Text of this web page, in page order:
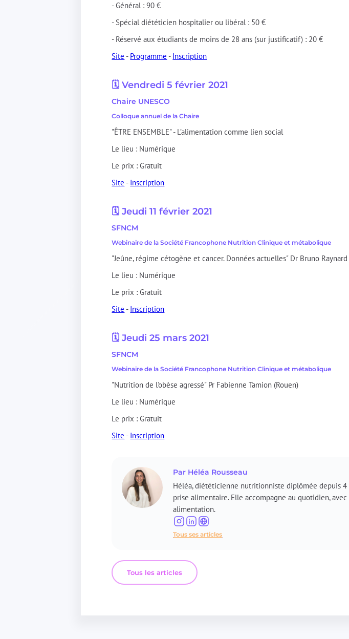
- Général : 90 €
- Spécial diététicien hospitalier ou libéral : 50 €
- Réservé aux étudiants de moins de 28 ans (sur justificatif) : 20 €
Site - Programme - Inscription
🗓️ Vendredi 5 février 2021
Chaire UNESCO
Colloque annuel de la Chaire
"ÊTRE ENSEMBLE" - L’alimentation comme lien social
Le lieu : Numérique
Le prix : Gratuit
Site - Inscription
🗓️ Jeudi 11 février 2021
SFNCM
Webinaire de la Société Francophone Nutrition Clinique et métabolique
"Jeûne, régime cétogène et cancer. Données actuelles" Dr Bruno Raynard
Le lieu : Numérique
Le prix : Gratuit
Site - Inscription
🗓️ Jeudi 25 mars 2021
SFNCM
Webinaire de la Société Francophone Nutrition Clinique et métabolique
"Nutrition de l'obèse agressé" Pr Fabienne Tamion (Rouen)
Le lieu : Numérique
Le prix : Gratuit
Site - Inscription
Par Héléa Rousseau
Héléa, diététicienne nutritionniste diplômée depuis
prise alimentaire. Elle accompagne au quotidien,
alimentation.
Tous ses articles
Tous les articles